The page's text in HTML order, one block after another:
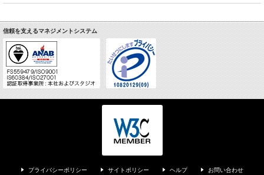
信頼を支えるマネジメントシステム
プライバシーポリシー サイトポリシー ヘルプ お問い合わせ